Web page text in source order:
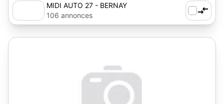
MIDI AUTO 27 - BERNAY
106 annonces